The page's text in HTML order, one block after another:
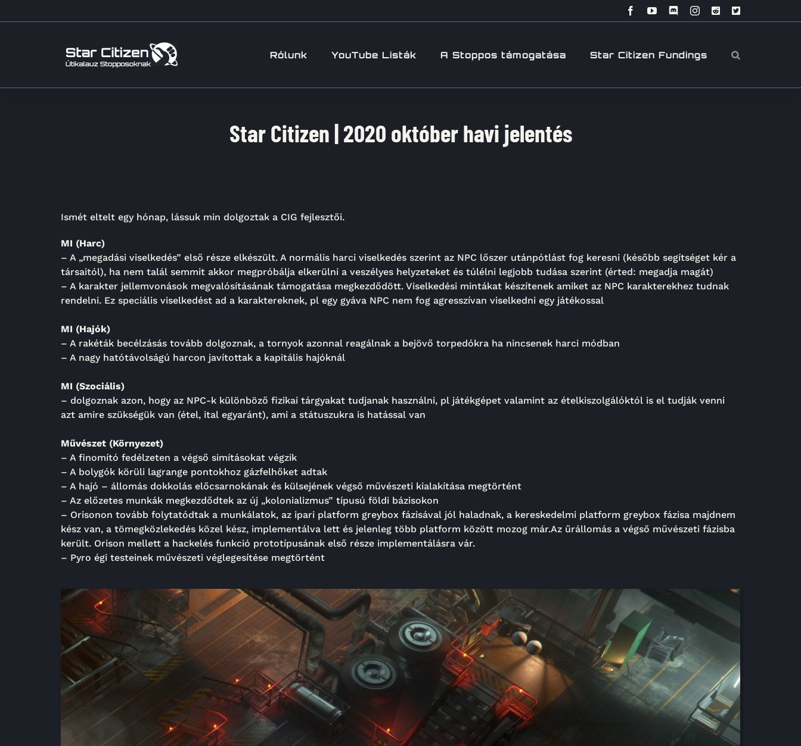
FacebookYouTubeDiscordInstagram
RedditX
Rólunk YouTube Listák A Stoppos támogatása Star Citizen Fundings
Star Citizen | 2020 október havi jelentés
Ismét eltelt egy hónap, lássuk min dolgoztak a CIG fejlesztői.
MI (Harc)
– A „megadási viselkedés” első része elkészült. A normális harci viselkedés szerint az NPC lőszer utánpótlást fog keresni (később segítséget kér a
társaitól), ha nem talál semmit akkor megpróbálja elkerülni a veszélyes helyzeteket és túlélni legjobb tudása szerint (érted: megadja magát)
– A karakter jellemvonások megvalósításának támogatása megkezdődött. Viselkedési mintákat készítenek amiket az NPC karakterekhez tudnak
rendelni. Ez speciális viselkedést ad a karaktereknek, pl egy gyáva NPC nem fog agresszívan viselkedni egy játékossal
MI (Hajók)
– A rakéták becélzásás tovább dolgoznak, a tornyok azonnal reagálnak a bejövő torpedókra ha nincsenek harci módban
– A nagy hatótávolságú harcon javítottak a kapitális hajóknál
MI (Szociális)
– dolgoznak azon, hogy az NPC-k különböző fizikai tárgyakat tudjanak használni, pl játékgépet valamint az ételkiszolgálóktól is el tudják venni
azt amire szükségük van (étel, ital egyaránt), ami a státuszukra is hatással van
Művészet (Környezet)
– A finomító fedélzeten a végső simításokat végzik
– A bolygók körüli lagrange pontokhoz gázfelhőket adtak
– A hajó – állomás dokkolás előcsarnokának és külsejének végső művészeti kialakítása megtörtént
– Az előzetes munkák megkezdődtek az új „kolonializmus” típusú földi bázisokon
– Orisonon tovább folytatódtak a munkálatok, az ipari platform greybox fázisával jól haladnak, a kereskedelmi platform greybox fázisa majdnem
kész van, a tömegközlekedés közel kész, implementálva lett és jelenleg több platform között mozog már.Az űrállomás a végső művészeti fázisba
került. Orison mellett a hackelés funkció prototípusának első része implementálásra vár.
– Pyro égi testeinek művészeti véglegesítése megtörtént